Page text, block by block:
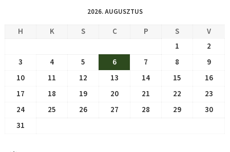
2026. AUGUSZTUS
H K S C P S
V
1
2
3
4 5 6 7 8
9
10
11 12 13 14 15
16
17
18 19 20 21 22
23
24
25 26 27 28 29
30
31